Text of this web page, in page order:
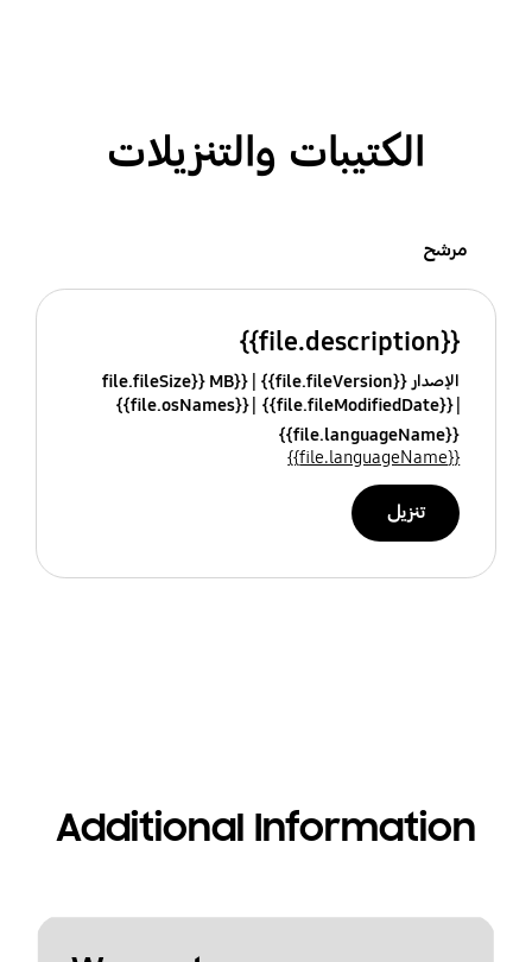
الكتيبات والتنزيلات
مرشح
{{file.description}}
الإصدار {{file.fileVersion}}
{{file.fileSize}} MB
{{file.fileModifiedDate}}
{{file.osNames}}
{{file.languageName}}
{{file.languageName}}
تنزيل
Additional Information